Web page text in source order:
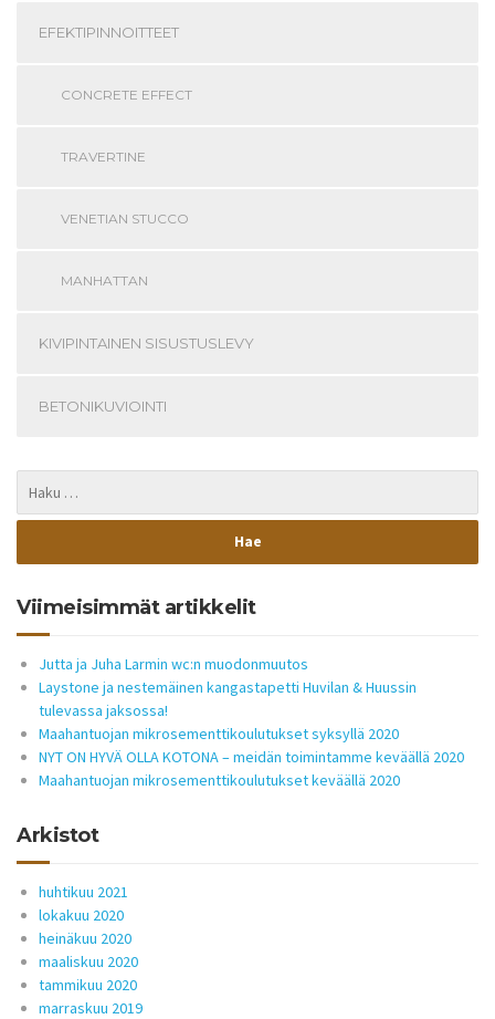
EFEKTIPINNOITTEET
CONCRETE EFFECT
TRAVERTINE
VENETIAN STUCCO
MANHATTAN
KIVIPINTAINEN SISUSTUSLEVY
BETONIKUVIOINTI
Viimeisimmät artikkelit
Jutta ja Juha Larmin wc:n muodonmuutos
Laystone ja nestemäinen kangastapetti Huvilan & Huussin
tulevassa jaksossa!
Maahantuojan mikrosementtikoulutukset syksyllä 2020
NYT ON HYVÄ OLLA KOTONA – meidän toimintamme keväällä 2020
Maahantuojan mikrosementtikoulutukset keväällä 2020
Arkistot
huhtikuu 2021
lokakuu 2020
heinäkuu 2020
maaliskuu 2020
tammikuu 2020
marraskuu 2019